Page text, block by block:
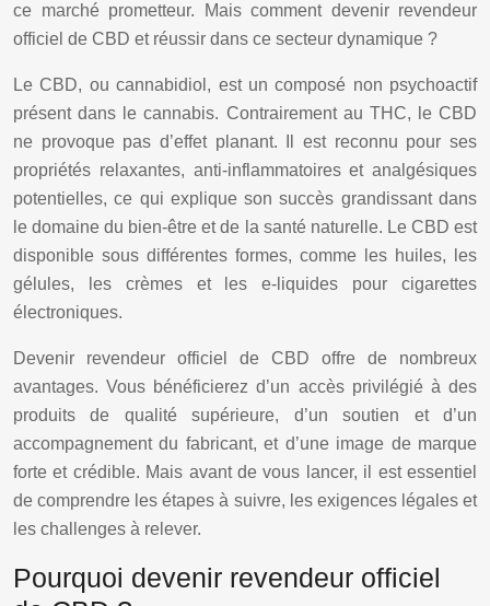
ce marché prometteur. Mais comment devenir revendeur
officiel de CBD et réussir dans ce secteur dynamique ?
Le CBD, ou cannabidiol, est un composé non psychoactif
présent dans le cannabis. Contrairement au THC, le CBD
ne provoque pas d’effet planant. Il est reconnu pour ses
propriétés relaxantes, anti-inflammatoires et analgésiques
potentielles, ce qui explique son succès grandissant dans
le domaine du bien-être et de la santé naturelle. Le CBD est
disponible sous différentes formes, comme les huiles, les
gélules, les crèmes et les e-liquides pour cigarettes
électroniques.
Devenir revendeur officiel de CBD offre de nombreux
avantages. Vous bénéficierez d’un accès privilégié à des
produits de qualité supérieure, d’un soutien et d’un
accompagnement du fabricant, et d’une image de marque
forte et crédible. Mais avant de vous lancer, il est essentiel
de comprendre les étapes à suivre, les exigences légales et
les challenges à relever.
Pourquoi devenir revendeur officiel